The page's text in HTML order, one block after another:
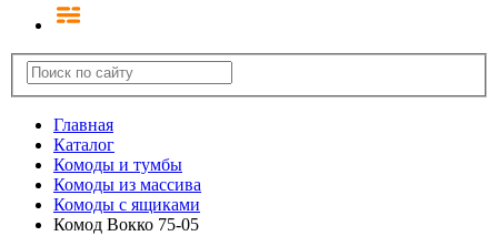
Главная
Каталог
Комоды и тумбы
Комоды из массива
Комоды с ящиками
Комод Вокко 75-05